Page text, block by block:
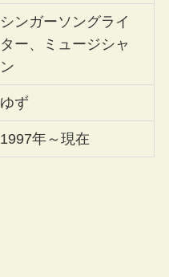
シンガーソングライ
ター、ミュージシャ
ン
ゆず
1997年～現在